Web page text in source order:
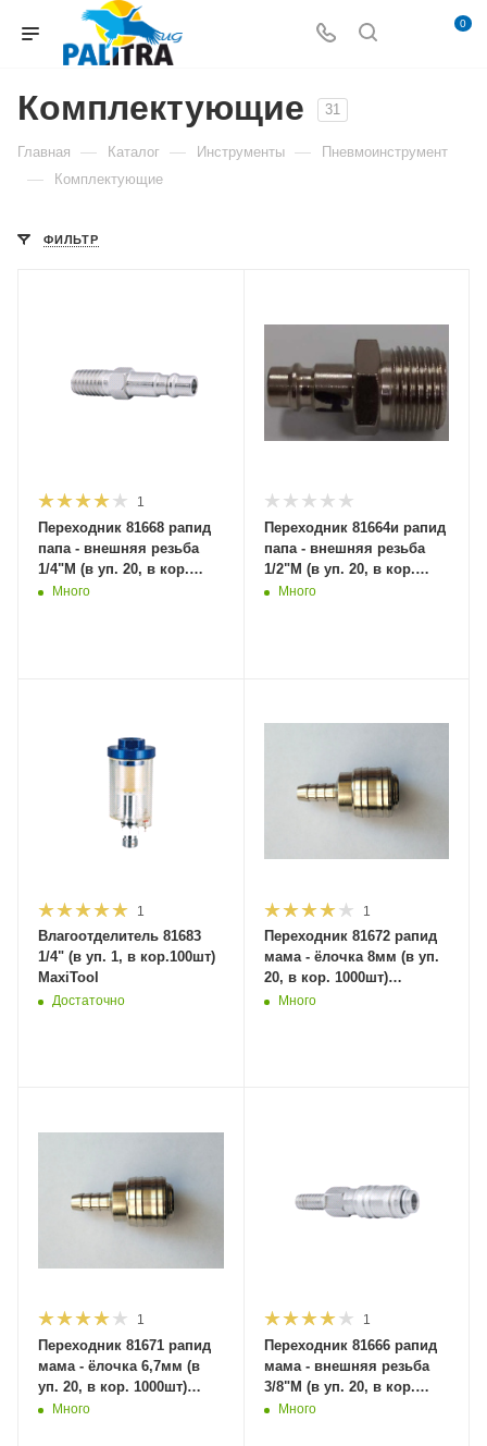
0
Комплектующие 31
Главная — Каталог — Инструменты — Пневмоинструмент
— Комплектующие
ФИЛЬТР
1
Переходник 81668 рапид
папа - внешняя резьба
1/4"M (в уп. 20, в кор.
1000шт) MaxiTool
Много
Переходник 81664и рапид
папа - внешняя резьба
1/2"M (в уп. 20, в кор.
400шт) MaxiTool
Много
1
Влагоотделитель 81683
1/4" (в уп. 1, в кор.100шт)
MaxiTool
Достаточно
1
Переходник 81672 рапид
мама - ёлочка 8мм (в уп.
20, в кор. 1000шт)
MaxiTool
Много
1
Переходник 81671 рапид
мама - ёлочка 6,7мм (в
уп. 20, в кор. 1000шт)
MaxiTool
Много
1
Переходник 81666 рапид
мама - внешняя резьба
3/8"M (в уп. 20, в кор.
1000шт) MaxiTool
Много